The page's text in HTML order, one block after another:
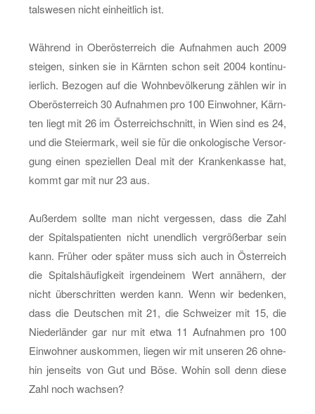
tals­we­sen nicht ein­heit­lich ist.
Wäh­rend in Ober­ös­ter­reich die Auf­nah­men auch 2009
stei­gen, sin­ken sie in Kärn­ten schon seit 2004 kon­ti­nu­
ier­lich. Be­zo­gen auf die Wohn­be­völ­ke­rung zäh­len wir in
Ober­ös­ter­reich 30 Auf­nah­men pro 100 Ein­woh­ner, Kärn­
ten liegt mit 26 im Ös­ter­reich­schnitt, in Wien sind es 24,
und die Stei­er­mark, weil sie für die on­ko­lo­gi­sche Ver­sor­
gung einen spe­zi­el­len Deal mit der Kran­ken­kas­se hat,
kommt gar mit nur 23 aus.
Au­ßer­dem soll­te man nicht ver­ges­sen, dass die Zahl
der Spi­tal­s­pa­ti­en­ten nicht un­end­lich ver­grö­ßer­bar sein
kann. Frü­her oder spä­ter muss sich auch in Ös­ter­reich
die Spi­tals­häu­fig­keit ir­gend­ei­nem Wert an­nä­hern, der
nicht über­schrit­ten wer­den kann. Wenn wir be­den­ken,
dass die Deut­schen mit 21, die Schwei­zer mit 15, die
Nie­der­län­der gar nur mit etwa 11 Auf­nah­men pro 100
Ein­woh­ner aus­kom­men, lie­gen wir mit un­se­ren 26 oh­ne­
hin jen­seits von Gut und Böse. Wohin soll denn diese
Zahl noch wach­sen?